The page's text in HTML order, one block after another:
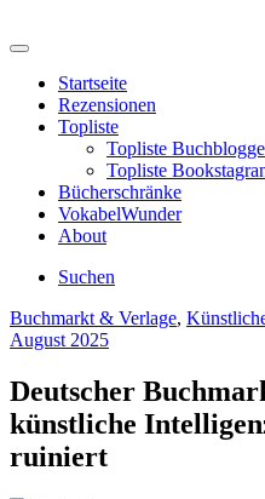
to
Menu
Startseite
Rezensionen
Topliste
Topliste
Topliste
Bücherschränke
VokabelWunder
About
Suchen
Categories
Buchmarkt & Verlage,
August 2025
Deutscher
künstliche
ruiniert